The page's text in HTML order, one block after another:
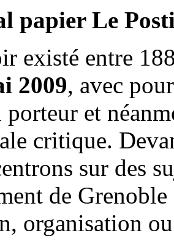
papier Le
existé entre
2009, avec
porteur et
critique.
sur des
de
organisation